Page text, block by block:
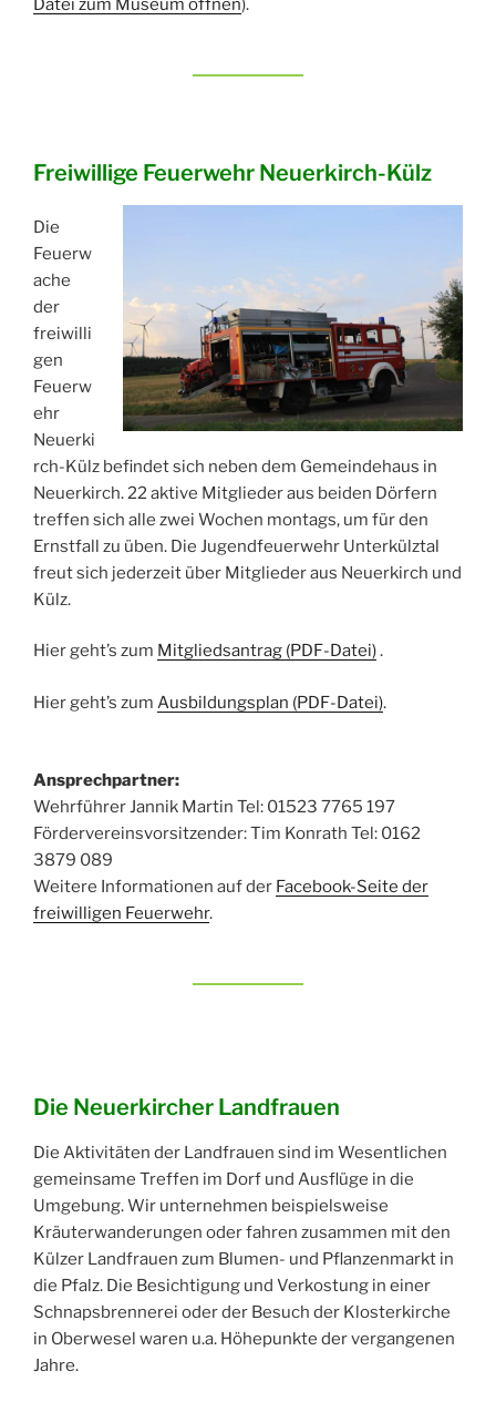
Datei zum Museum öffnen).
Freiwillige Feuerwehr Neuerkirch-Külz
Die
Feuerw
ache
der
freiwilli
gen
Feuerw
ehr
Neuerki
rch-Külz befindet sich neben dem Gemeindehaus in
Neuerkirch. 22 aktive Mitglieder aus beiden Dörfern
treffen sich alle zwei Wochen montags, um für den
Ernstfall zu üben. Die Jugendfeuerwehr Unterkülztal
freut sich jederzeit über Mitglieder aus Neuerkirch und
Külz.
Hier geht’s zum Mitgliedsantrag (PDF-Datei).
Hier geht’s zum Ausbildungsplan (PDF-Datei).
Ansprechpartner:
Wehrführer Jannik Martin Tel: 01523 7765 197
Fördervereinsvorsitzender: Tim Konrath Tel: 0162
3879 089
Weitere Informationen auf der Facebook-Seite der
freiwilligen Feuerwehr.
Die Neuerkircher Landfrauen
Die Aktivitäten der Landfrauen sind im Wesentlichen
gemeinsame Treffen im Dorf und Ausflüge in die
Umgebung. Wir unternehmen beispielsweise
Kräuterwanderungen oder fahren zusammen mit den
Külzer Landfrauen zum Blumen- und Pflanzenmarkt in
die Pfalz. Die Besichtigung und Verkostung in einer
Schnapsbrennerei oder der Besuch der Klosterkirche
in Oberwesel waren u.a. Höhepunkte der vergangenen
Jahre.